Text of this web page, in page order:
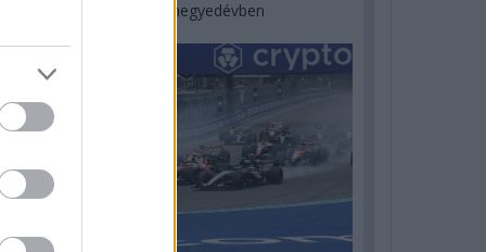
a második negyedévben